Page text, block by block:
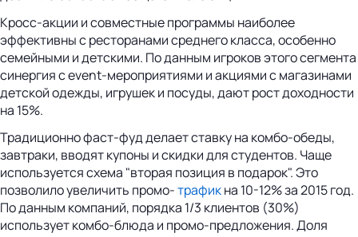
Кросс-акции и совместные программы наиболее
эффективны с ресторанами среднего класса, особенно
семейными и детскими. По данным игроков этого сегмента
синергия с event-мероприятиями и акциями с магазинами
детской одежды, игрушек и посуды, дают рост доходности
на 15%.
Традиционно фаст-фуд делает ставку на комбо-обеды,
завтраки, вводят купоны и скидки для студентов. Чаще
используется схема "вторая позиция в подарок". Это
позволило увеличить промо-трафикна 10-12% за 2015 год.
По данным компаний, порядка 1/3 клиентов (30%)
использует комбо-блюда и промо-предложения. Доля